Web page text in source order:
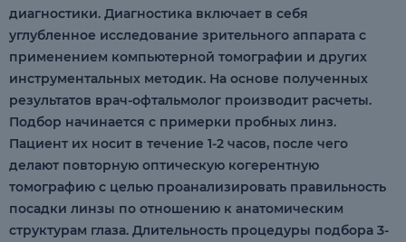
диагностики. Диагностика включает в себя
углубленное исследование зрительного аппарата с
применением компьютерной томографии и других
инструментальных методик. На основе полученных
результатов врач-офтальмолог производит расчеты.
Подбор начинается c примерки пробных линз.
Пациент их носит в течение 1-2 часов, после чего
делают повторную оптическую когерентную
томографию с целью проанализировать правильность
посадки линзы по отношению к анатомическим
структурам глаза. Длительность процедуры подбора 3-